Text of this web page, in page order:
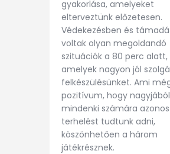
gyakorlása, amelyeket
elterveztünk előzetesen.
Védekezésben és
voltak olyan megoldandó
szituációk a 80 perc alatt,
amelyek nagyon jól
felkészülésünket. Ami
pozitívum, hogy nagyjából
mindenki számára azonos
terhelést tudtunk adni,
köszönhetően a három
játékrésznek.